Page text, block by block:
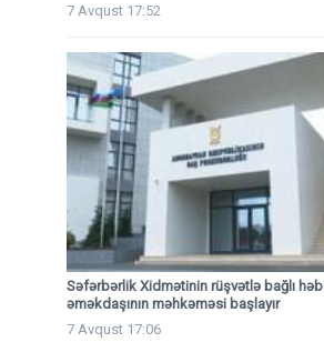
7 Avqust 17:52
Səfərbərlik Xidmətinin rüşvətlə bağlı
əməkdaşının məhkəməsi başlayır
7 Avqust 17:06